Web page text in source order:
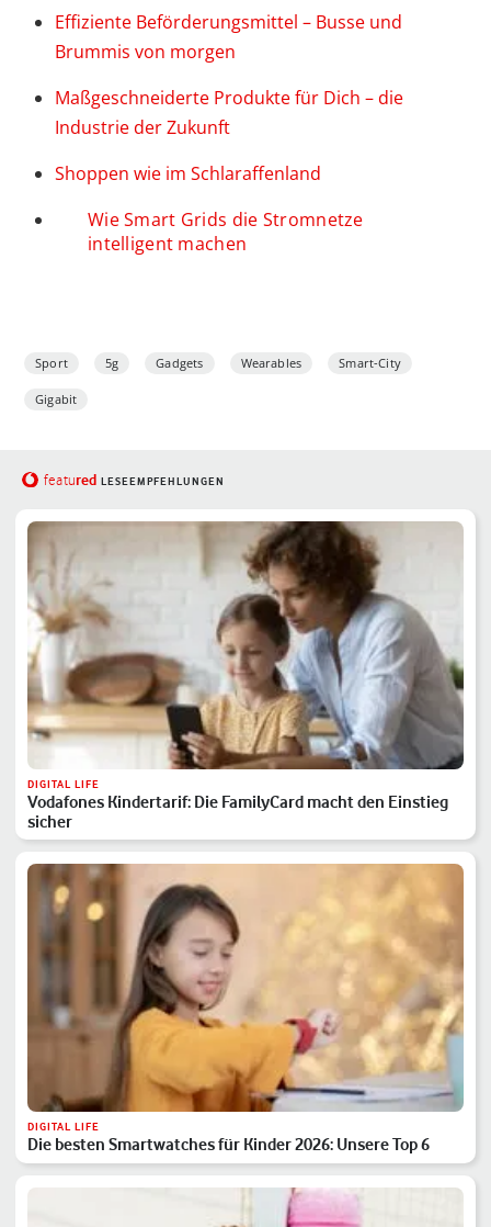
Effiziente Beförderungsmittel – Busse und
Brummis von morgen
Maßgeschneiderte Produkte für Dich – die
Industrie der Zukunft
Shoppen wie im Schlaraffenland
Wie Smart Grids die Stromnetze
intelligent machen
Sport 5g Gadgets Wearables Smart-City
Gigabit
featured LESEEMPFEHLUNGEN
DIGITAL LIFE
Vodafones Kindertarif: Die FamilyCard macht den Einstieg
sicher
DIGITAL LIFE
Die besten Smartwatches für Kinder 2026: Unsere Top 6